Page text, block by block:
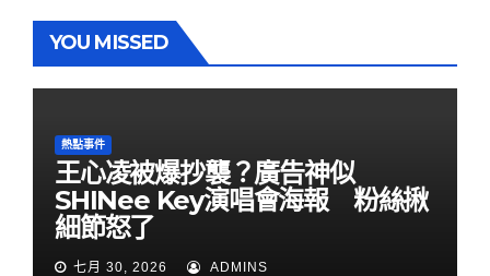
YOU MISSED
熱點事件
王心凌被爆抄襲？廣告神似
SHINee Key演唱會海報 粉絲揪
細節怒了
七月 30, 2026 ADMINS